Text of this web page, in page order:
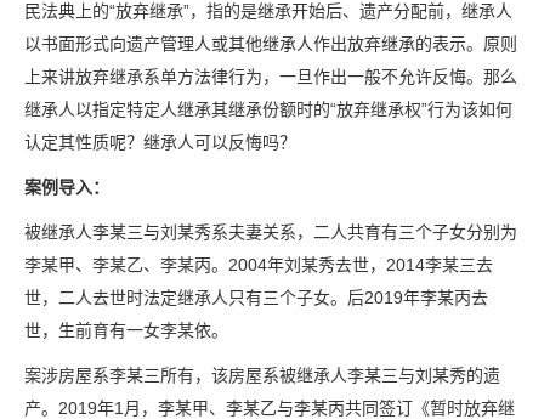
民法典上的“放弃继承”，指的是继承开始后、遗产分配前，继承人
以书面形式向遗产管理人或其他继承人作出放弃继承的表示。原则
上来讲放弃继承系单方法律行为，一旦作出一般不允许反悔。那么
继承人以指定特定人继承其继承份额时的“放弃继承权”行为该如何
认定其性质呢？继承人可以反悔吗？
案例导入：
被继承人李某三与刘某秀系夫妻关系，二人共育有三个子女分别为
李某甲、李某乙、李某丙。2004年刘某秀去世，2014李某三去
世，二人去世时法定继承人只有三个子女。后2019年李某丙去
世，生前育有一女李某依。
案涉房屋系李某三所有，该房屋系被继承人李某三与刘某秀的遗
产。2019年1月，李某甲、李某乙与李某丙共同签订《暂时放弃继